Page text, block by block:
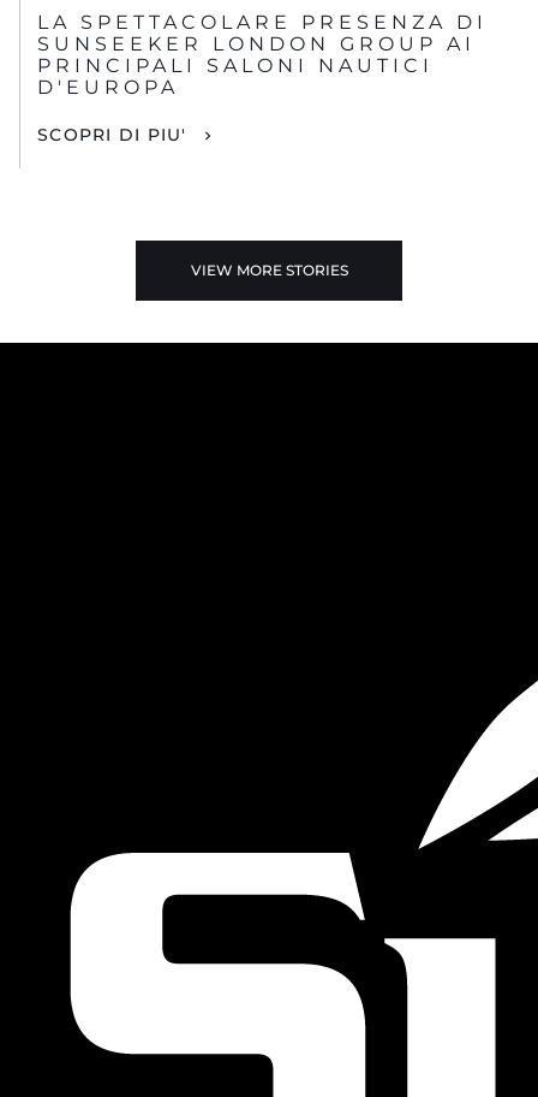
LA SPETTACOLARE PRESENZA DI
SUNSEEKER LONDON GROUP AI
PRINCIPALI SALONI NAUTICI
D'EUROPA
SCOPRI DI PIU'
VIEW MORE STORIES